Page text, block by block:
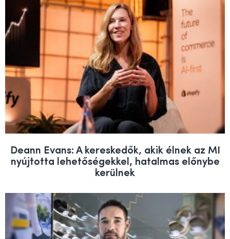
Deann Evans: A kereskedők, akik élnek az MI
nyújtotta lehetőségekkel, hatalmas előnybe
kerülnek